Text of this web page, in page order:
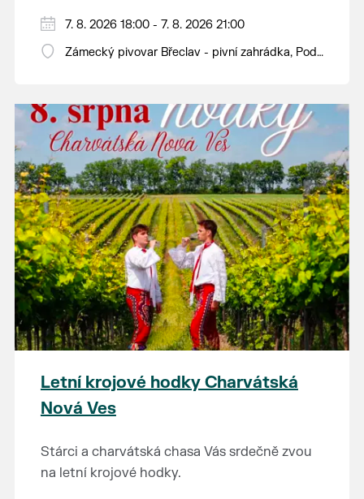
7. 8. 2026 18:00 - 7. 8. 2026 21:00
Zámecký pivovar Břeclav - pivní zahrádka, Pod
Letní krojové hodky Charvátská
Nová Ves
Stárci a charvátská chasa Vás srdečně zvou
na letní krojové hodky.